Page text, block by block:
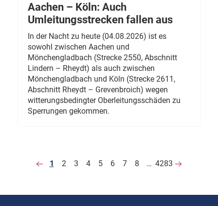
Aachen – Köln: Auch
Umleitungsstrecken fallen aus
In der Nacht zu heute (04.08.2026) ist es
sowohl zwischen Aachen und
Mönchengladbach (Strecke 2550, Abschnitt
Lindern – Rheydt) als auch zwischen
Mönchengladbach und Köln (Strecke 2611,
Abschnitt Rheydt – Grevenbroich) wegen
witterungsbedingter Oberleitungsschäden zu
Sperrungen gekommen.
1 2 3 4 5 6 7 8 … 4283